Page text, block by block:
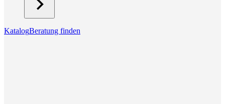
KatalogBeratung finden